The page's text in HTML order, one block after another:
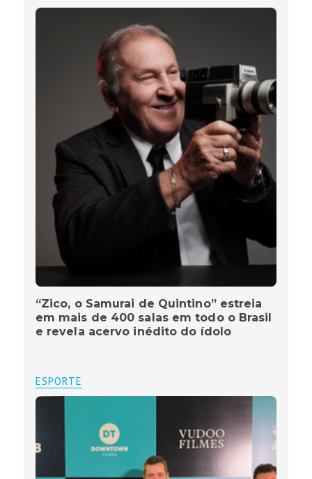
“Zico, o Samurai de Quintino” estreia
em mais de 400 salas em todo o Brasil
e revela acervo inédito do ídolo
ESPORTE